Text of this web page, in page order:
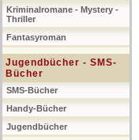
Kriminalromane - Mystery -
Thriller
Fantasyroman
Jugendbücher - SMS-
Bücher
SMS-Bücher
Handy-Bücher
Jugendbücher